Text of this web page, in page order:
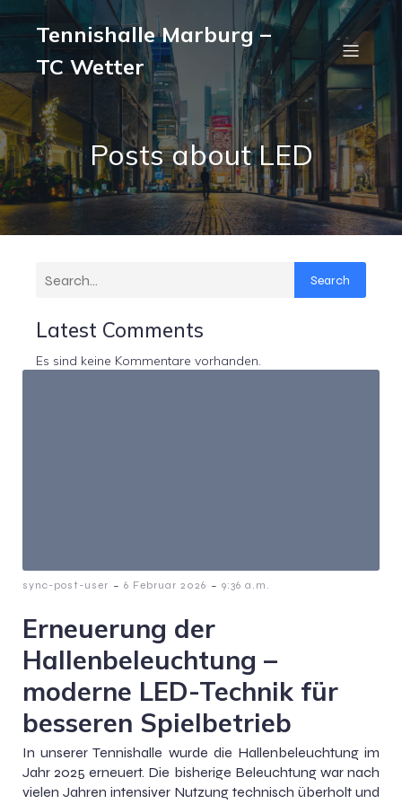
Tennishalle Marburg –
TC Wetter
Posts about LED
Search
Latest Comments
Es sind keine Kommentare vorhanden.
sync-post-user - 6 Februar 2026 - 9:36 a.m.
Erneuerung der
Hallenbeleuchtung –
moderne LED-Technik für
besseren Spielbetrieb
In unserer Tennishalle wurde die Hallenbeleuchtung im
Jahr 2025 erneuert. Die bisherige Beleuchtung war nach
vielen Jahren intensiver Nutzung technisch überholt und